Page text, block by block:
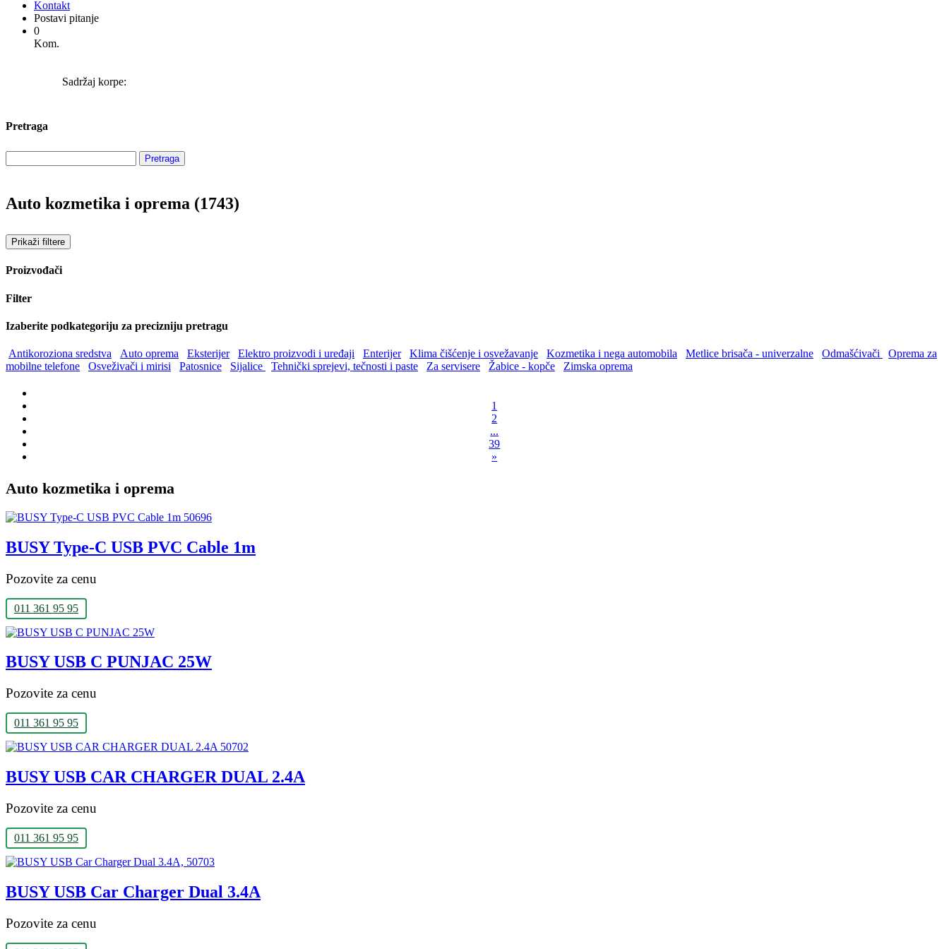
Kontakt
Postavi pitanje
0
Kom.
Sadržaj korpe:
Pretraga
Auto kozmetika i oprema (1743)
Prikaži filtere
Proizvođači
Filter
Izaberite podkategoriju za precizniju pretragu
Antikoroziona sredstva Auto oprema Eksterijer Elektro proizvodi i uređaji Enterijer Klima čišćenje i osvežavanje Kozmetika i nega automobila Metlice brisača - univerzalne Odmašćivači
Oprema za
mobilne telefone
Osveživači i mirisi Patosnice Sijalice Tehnički sprejevi, tečnosti i paste Za servisere Žabice - kopče Zimska oprema
1
2
...
39
»
Auto kozmetika i oprema
BUSY Type-C USB PVC Cable 1m
Pozovite za cenu
011 361 95 95
BUSY USB C PUNJAC 25W
Pozovite za cenu
011 361 95 95
BUSY USB CAR CHARGER DUAL 2.4A
Pozovite za cenu
011 361 95 95
BUSY USB Car Charger Dual 3.4A
Pozovite za cenu